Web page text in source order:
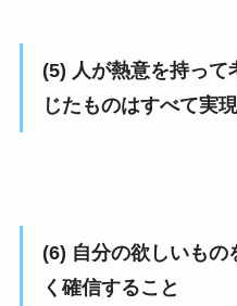
(5) 人が熱意を持って
じたものはすべて実
(6) 自分の欲しいもの
く確信すること